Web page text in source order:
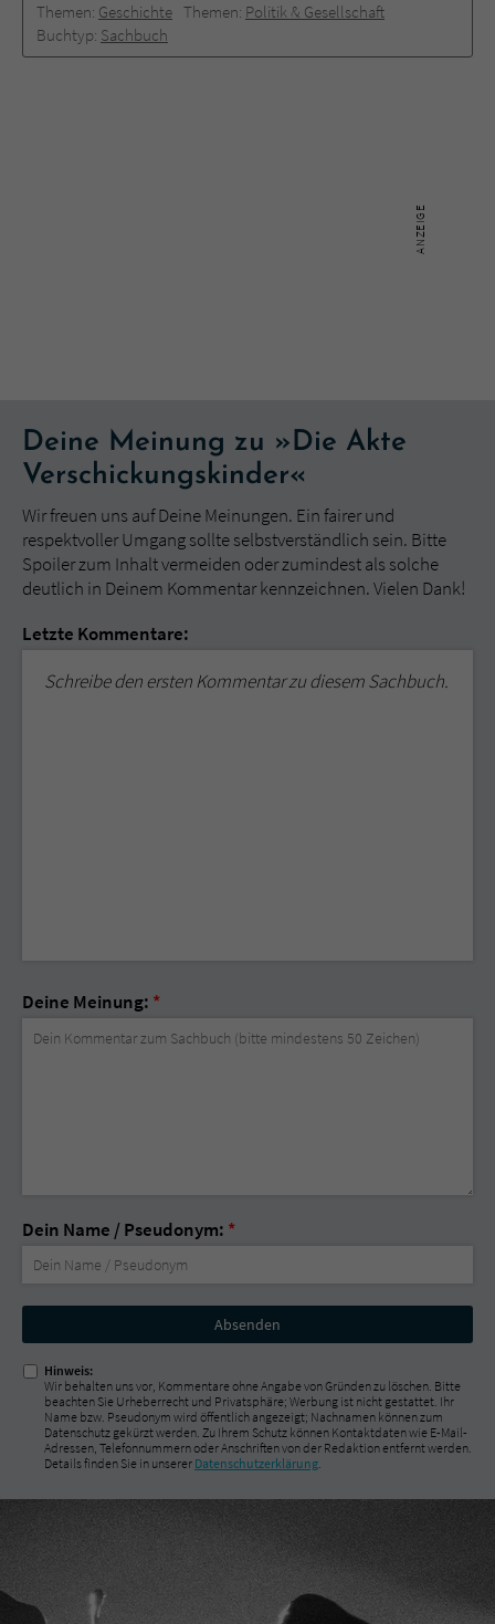
Themen: Geschichte Themen: Politik & Gesellschaft
Buchtyp: Sachbuch
Deine Meinung zu »Die Akte
Verschickungskinder«
Wir freuen uns auf Deine Meinungen. Ein fairer und
respektvoller Umgang sollte selbstverständlich sein. Bitte
Spoiler zum Inhalt vermeiden oder zumindest als solche
deutlich in Deinem Kommentar kennzeichnen. Vielen Dank!
Letzte Kommentare:
Schreibe den ersten Kommentar zu diesem Sachbuch.
Deine Meinung: *
Dein Name / Pseudonym: *
Nicht
ausfüllen!
Hinweis:
Wir behalten uns vor, Kommentare ohne Angabe von Gründen zu löschen. Bitte
beachten Sie Urheberrecht und Privatsphäre; Werbung ist nicht gestattet. Ihr
Name bzw. Pseudonym wird öffentlich angezeigt; Nachnamen können zum
Datenschutz gekürzt werden. Zu Ihrem Schutz können Kontaktdaten wie E-Mail-
Adressen, Telefonnummern oder Anschriften von der Redaktion entfernt werden.
Details finden Sie in unserer Datenschutzerklärung.